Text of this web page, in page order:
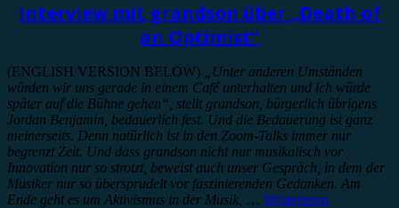
Interview mit grandson über „Death of
an Optimist“
(ENGLISH VERSION BELOW)
„Unter anderen Umständen
würden wir uns gerade in einem Café unterhalten und ich würde
später auf die Bühne gehen“, stellt grandson, bürgerlich übrigens
Jordan Benjamin, bedauerlich fest. Und die Bedauerung ist ganz
meinerseits. Denn natürlich ist in den Zoom-Talks immer nur
begrenzt Zeit. Und dass grandson nicht nur musikalisch vor
Innovation nur so strotzt, beweist auch unser Gespräch, in dem der
Musiker nur so übersprudelt vor faszinierenden Gedanken. Am
Ende geht es um Aktivismus in der Musik, … Weiterlesen